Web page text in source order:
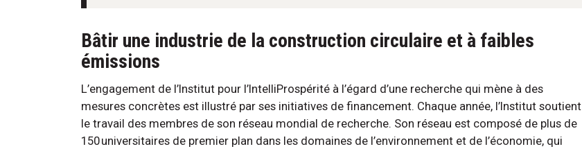
Bâtir une industrie de la construction circulaire et à faibles
émissions
L’engagement de l’Institut pour l’IntelliProspérité à l’égard d’une recherche qui mène à des
mesures concrètes est illustré par ses initiatives de financement. Chaque année, l’Institut soutient
le travail des membres de son réseau mondial de recherche. Son réseau est composé de plus de
150 universitaires de premier plan dans les domaines de l’environnement et de l’économie, qui